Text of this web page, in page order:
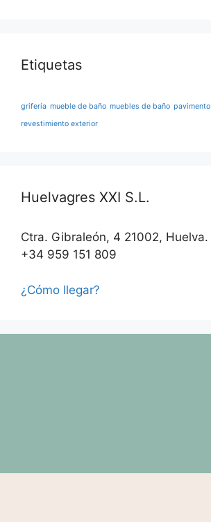
Etiquetas
grifería mueble de baño muebles de baño pavimento
revestimiento exterior
Huelvagres XXI S.L.
Ctra. Gibraleón, 4 21002, Huelva.
+34 959 151 809
¿Cómo llegar?